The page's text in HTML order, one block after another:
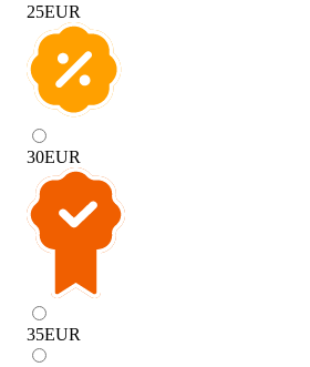
25EUR
30EUR
35EUR